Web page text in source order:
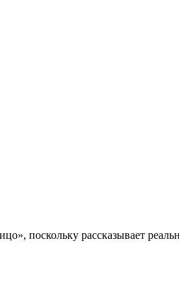
поскольку рассказывает